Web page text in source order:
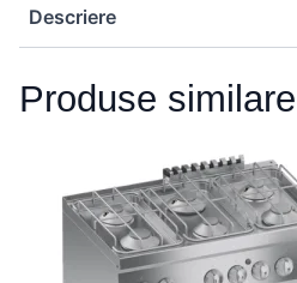
Descriere
Produse similare